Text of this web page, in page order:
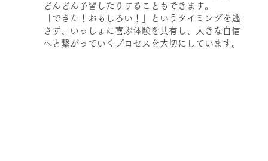
どんどん予習したりすることもできます。
「できた！おもしろい！」というタイミングを逃
さず、いっしょに喜ぶ体験を共有し、大きな自信
へと繋がっていくプロセスを大切にしています。